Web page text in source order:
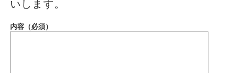
いします。
内容（必須）